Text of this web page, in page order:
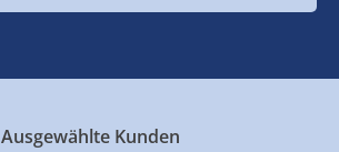
Ausgewählte Kunden